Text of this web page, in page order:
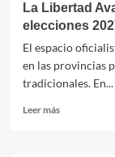
La Libertad
elecciones
El espacio
en las provincias
tradicionales. En...
Leer másLeer